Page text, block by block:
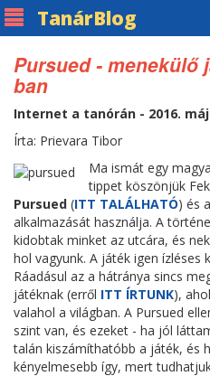
TanárBlog
Pursued - menekülő
ban
Internet a tanórán - 2016.
Írta: Prievara Tibor
Ma ismát egy
tippet köszönjük
Pursued (ITT TALÁLHATÓ) és
alkalmazását használja. A
kidobtak minket az utcára, és
hol vagyunk. A játék igen ízléses
Ráadásul az a hátránya sincs
játéknak (erről ITT ÍRTUNK),
valahol a világban. A Pursued
szint van, és ezeket - ha jól
talán kiszámíthatóbb a játék, és
kényelmesebb így, mert